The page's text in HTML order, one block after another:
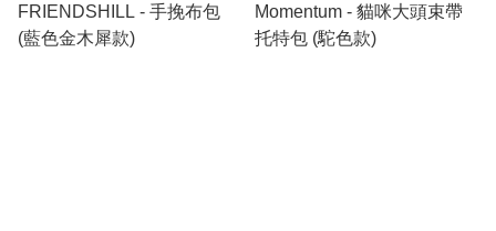
FRIENDSHILL - 手挽布包
(藍色金木犀款)
Momentum - 貓咪大頭束帶
托特包 (駝色款)